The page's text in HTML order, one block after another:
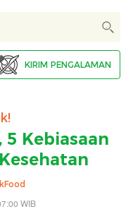
KIRIM PENGALAMAN
5 Kebiasaan
WIB